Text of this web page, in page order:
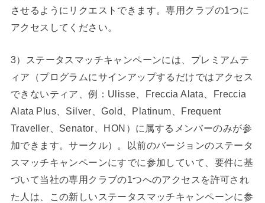
させるようにリクエストできます。専用クラブの1つに
アクセスしてください。
3）ステータスマッチキャンペーンには、プレミアムテ
ィア（プログラムにサインアップするだけではアクセス
できないティア、例：Ulisse、Freccia Alata、Freccia
Alata Plus、Silver、Gold、Platinum、Frequent
Traveller、Senator、HON）に属するメンバーのみが参
加できます。サークル）。以前のバージョンのステータ
スマッチキャンペーンにすでに参加していて、要件に基
づいて当社の専用クラブの1つへのアクセスを許可され
た人は、この新しいステータスマッチキャンペーンに参